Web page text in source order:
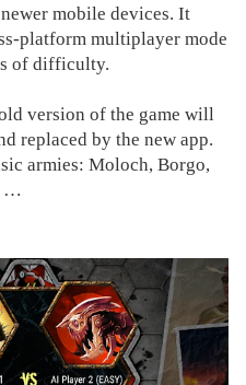
mobile devices. It
platform multiplayer mode
of difficulty.
version of the game will
replaced by the new app.
armies: Moloch, Borgo,
in the old version of the
to play them in the
added to this app in future
them in the
them for free. New
purchase to new players.